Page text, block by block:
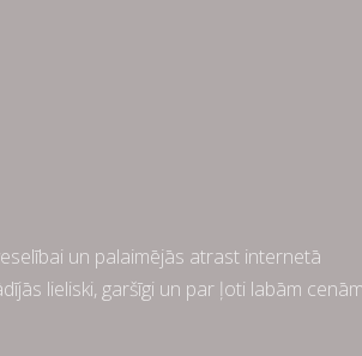
un palaimējās atrast internetā
lieliski, garšīgi un par ļoti labām